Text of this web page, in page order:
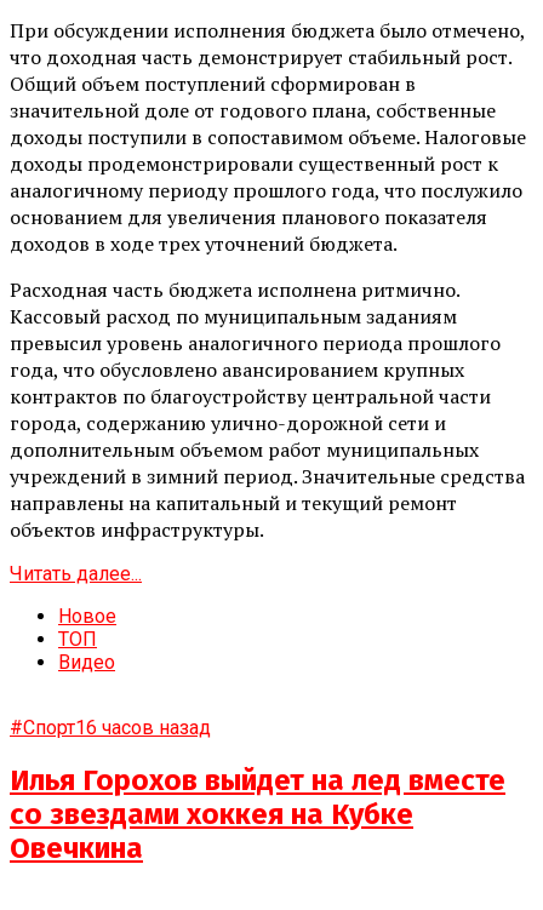
При обсуждении исполнения бюджета было отмечено,
что доходная часть демонстрирует стабильный рост.
Общий объем поступлений сформирован в
значительной доле от годового плана, собственные
доходы поступили в сопоставимом объеме. Налоговые
доходы продемонстрировали существенный рост к
аналогичному периоду прошлого года, что послужило
основанием для увеличения планового показателя
доходов в ходе трех уточнений бюджета.
Расходная часть бюджета исполнена ритмично.
Кассовый расход по муниципальным заданиям
превысил уровень аналогичного периода прошлого
года, что обусловлено авансированием крупных
контрактов по благоустройству центральной части
города, содержанию улично-дорожной сети и
дополнительным объемом работ муниципальных
учреждений в зимний период. Значительные средства
направлены на капитальный и текущий ремонт
объектов инфраструктуры.
Читать далее...
Новое
ТОП
Видео
#Спорт16 часов назад
Илья Горохов выйдет на лед вместе
со звездами хоккея на Кубке
Овечкина